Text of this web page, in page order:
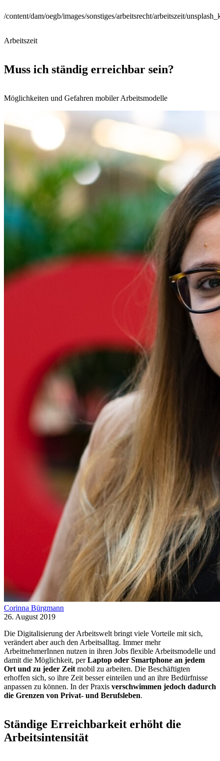
/content/dam/oegb/images/sonstiges/arbeitsrecht/arbeitszeit/
Arbeitszeit
Muss ich ständig erreichbar sein?
Möglichkeiten und Gefahren mobiler Arbeitsmodelle
Corinna Bürgmann
26. August 2019
Die Digitalisierung der Arbeitswelt bringt viele Vorteile mit sich,
verändert aber auch den Arbeitsalltag. Immer mehr
ArbeitnehmerInnen nutzen in ihren Jobs flexible Arbeitsmodelle und
damit die Möglichkeit, perLaptop oder Smartphone an jedem
Ort und zu jeder Zeit mobil zu arbeiten. Die Beschäftigten
erhoffen sich, so ihre Zeit besser einteilen und an ihre Bedürfnisse
anpassen zu können. In der Praxis verschwimmen jedoch dadurch
die Grenzen von Privat- und Berufsleben.
Ständige Erreichbarkeit erhöht die
Arbeitsintensität